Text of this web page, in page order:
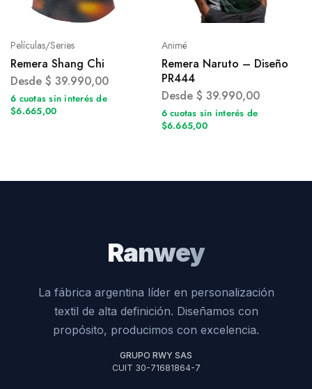
Películas/Series
Remera Shang Chi
Desde $ 39.990,00
6 cuotas sin interés de
$6.665,00
Animé
Remera Naruto – Diseño
PR444
Desde $ 39.990,00
6 cuotas sin interés de
$6.665,00
Ranwey
La fábrica argentina líder en personalización
textil de alta definición. Diseñamos con
propósito, producimos con excelencia.
GRUPO RWY SAS
CUIT 30-71681864-7